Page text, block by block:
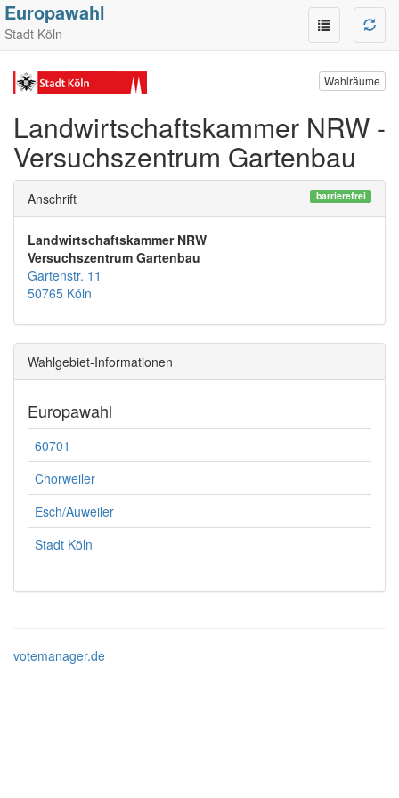
Europawahl
Stadt Köln
Wahlräume
Landwirtschaftskammer NRW -
Versuchszentrum Gartenbau
Anschrift barrierefrei
Landwirtschaftskammer NRW
Versuchszentrum Gartenbau
Gartenstr. 11
50765 Köln
Wahlgebiet-Informationen
Europawahl
60701
Chorweiler
Esch/Auweiler
Stadt Köln
votemanager.de